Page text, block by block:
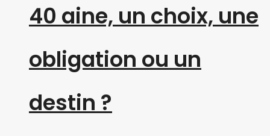
40 aine, un choix, une
obligation ou un
destin ?